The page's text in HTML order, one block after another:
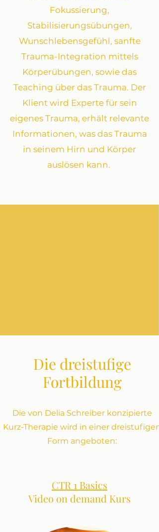
Fokussierung,
Stabilisierungsübungen,
Wunschlebensgefühl, sanfte
Trauma-Integration mittels
Körperübungen, sowie das
Teaching über das Trauma. Der
Klient wird Experte für sein
eigenes Trauma, erhält relevante
Informationen, was das Trauma
in seinem Hirn und Körper
auslösen kann. ​
Die dreistufige
Fortbildung
Die von Delia Schreiber konzipierte
Kurz-Therapie wird in einer dreistufigen
Form angeboten:
CTR 1 Basics
Video on demand Kurs